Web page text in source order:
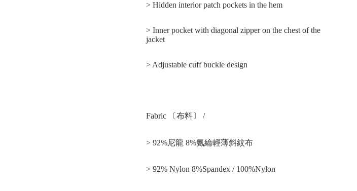
> Hidden interior patch pockets in the hem
> Inner pocket with diagonal zipper on the chest of the
jacket
> Adjustable cuff buckle design
Fabric 〔布料〕 /
> 92%尼龍 8%氨綸輕薄斜紋布
> 92% Nylon 8%Spandex / 100%Nylon